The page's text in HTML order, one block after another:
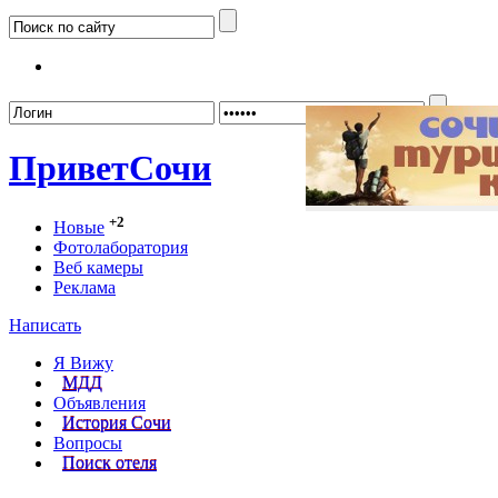
ПриветСочи
Новые +2
Фотолаборатория
Веб камеры
Реклама
Написать
Я Вижу
МДД
Объявления
История Сочи
Вопросы
Поиск отеля